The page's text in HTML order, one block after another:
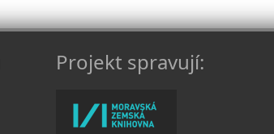
Projekt spravují: